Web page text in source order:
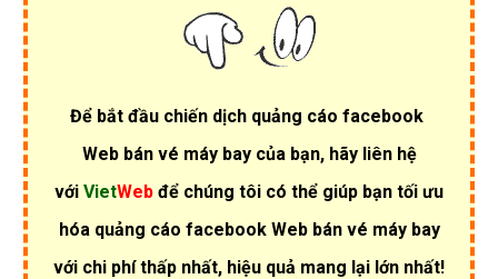
Để bắt đầu chiến dịch quảng cáo facebook
Web bán vé máy bay của bạn, hãy liên hệ
với VietWeb để chúng tôi có thể giúp bạn tối ưu
hóa quảng cáo facebook Web bán vé máy bay
với chi phí thấp nhất, hiệu quả mang lại lớn nhất!